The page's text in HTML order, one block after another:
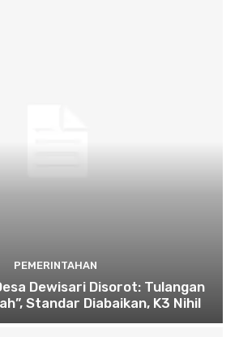
PEMERINTAHAN
Dewisari Disorot: Tulangan
Standar Diabaikan, K3 Nihil